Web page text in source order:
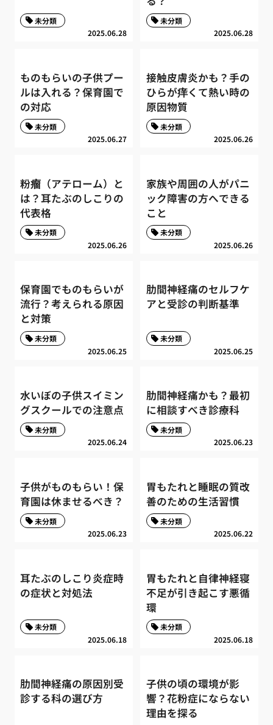
2025.06.28
未分類
2025.06.28
未分類
ものもらいの子供プー
ルは入れる？保育園で
の対応
2025.06.27
未分類
接触皮膚炎かも？手の
ひらが痒くて熱い時の
原因物質
2025.06.26
未分類
粉瘤（アテローム）と
は？耳たぶのしこりの
代表格
2025.06.26
未分類
家族や周囲の人がパニ
ック障害の方へできる
こと
2025.06.26
未分類
保育園でものもらいが
流行？考えられる原因
と対策
2025.06.25
未分類
肋間神経痛のセルフケ
アと受診の判断基準
2025.06.25
未分類
水いぼの子供スイミン
グスクールでの注意点
2025.06.24
未分類
肋間神経痛かも？最初
に相談すべき診療科
2025.06.23
未分類
子供がものもらい！保
育園は休ませるべき？
2025.06.23
未分類
胃もたれと睡眠の質改
善のための生活習慣
2025.06.22
未分類
耳たぶのしこり炎症時
の症状と対処法
2025.06.18
未分類
胃もたれと自律神経寝
不足が引き起こす悪循
環
2025.06.18
未分類
肋間神経痛の原因別受
診する科の選び方
子供の頃の環境が影
響？花粉症にならない
理由を探る